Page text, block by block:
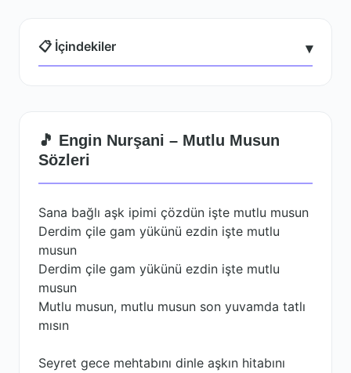
📋 İçindekiler ▾
🎵 Engin Nurşani – Mutlu Musun
Sözleri
Sana bağlı aşk ipimi çözdün işte mutlu musun
Derdim çile gam yükünü ezdin işte mutlu
musun
Derdim çile gam yükünü ezdin işte mutlu
musun
Mutlu musun, mutlu musun son yuvamda tatlı
mısın
Seyret gece mehtabını dinle aşkın hitabını